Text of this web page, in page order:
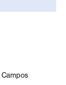
Campos